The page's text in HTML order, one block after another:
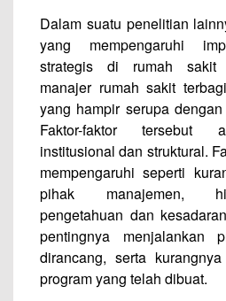
Dalam suatu penelitian
yang mempengaruhi
strategis di rumah sakit
manajer rumah sakit
yang hampir serupa
Faktor-faktor tersebut
institusional dan struktural.
mempengaruhi seperti
pihak manajemen,
pengetahuan dan
pentingnya menjalankan
dirancang, serta
program yang telah dibuat.